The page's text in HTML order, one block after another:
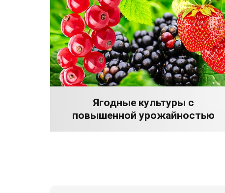
Ягодные культуры с
повышенной урожайностью